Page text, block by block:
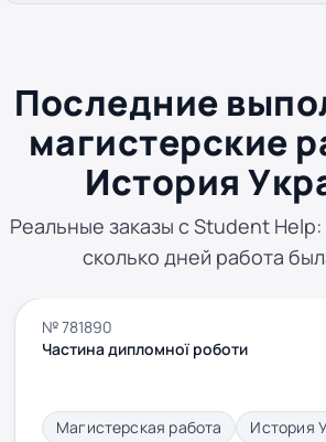
Последние
магистерские
История
Реальные заказы с Student
сколько дней работа
№ 781890
Частина дипломної роботи
Магистерская работа История